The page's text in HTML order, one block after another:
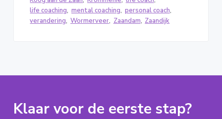
life coaching, mental coaching, personal coach,
verandering, Wormerveer, Zaandam, Zaandijk
Klaar voor de eerste stap?